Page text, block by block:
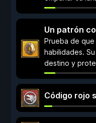
Un patrón
Prueba de
habilidades.
destino y
Código rojo